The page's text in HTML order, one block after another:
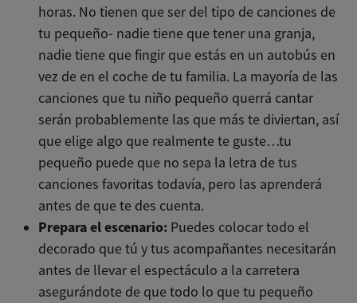
horas. No tienen que ser del tipo de canciones de
tu pequeño- nadie tiene que tener una granja,
nadie tiene que fingir que estás en un autobús en
vez de en el coche de tu familia. La mayoría de las
canciones que tu niño pequeño querrá cantar
serán probablemente las que más te diviertan, así
que elige algo que realmente te guste…tu
pequeño puede que no sepa la letra de tus
canciones favoritas todavía, pero las aprenderá
antes de que te des cuenta.
Prepara el escenario: Puedes colocar todo el
decorado que tú y tus acompañantes necesitarán
antes de llevar el espectáculo a la carretera
asegurándote de que todo lo que tu pequeño